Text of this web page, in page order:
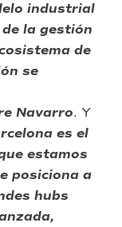
industrial
la gestión
de
se
Navarro. Y
es el
estamos
posiciona a
hubs